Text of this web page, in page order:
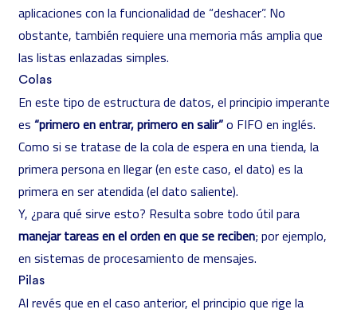
aplicaciones con la funcionalidad de “deshacer”. No
obstante, también requiere una memoria más amplia que
las listas enlazadas simples.
Colas
En este tipo de estructura de datos, el principio imperante
es “primero en entrar, primero en salir”o FIFO en inglés.
Como si se tratase de la cola de espera en una tienda, la
primera persona en llegar (en este caso, el dato) es la
primera en ser atendida (el dato saliente).
Y, ¿para qué sirve esto? Resulta sobre todo útil para
manejar tareas en el orden en que se reciben; por ejemplo,
en sistemas de procesamiento de mensajes.
Pilas
Al revés que en el caso anterior, el principio que rige la